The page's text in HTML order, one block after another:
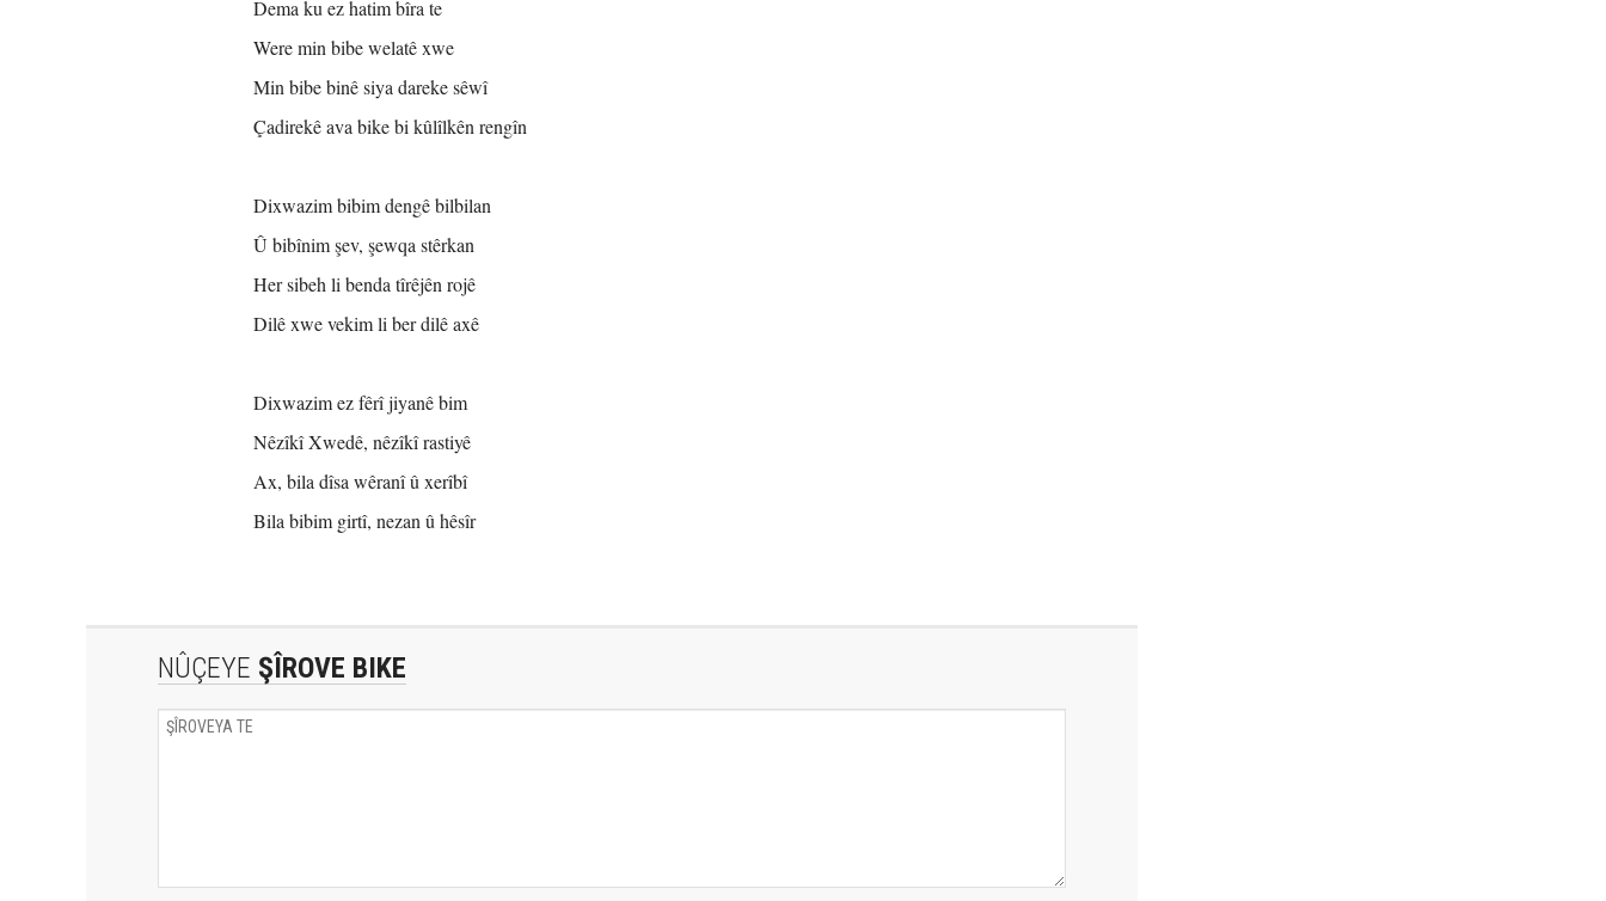
Dema ku ez hatim bîra te
Were min bibe welatê xwe
Min bibe binê siya dareke sêwî
Çadirekê ava bike bi kûlîlkên rengîn
Dixwazim bibim dengê bilbilan
Û bibînim şev, şewqa stêrkan
Her sibeh li benda tîrêjên rojê
Dilê xwe vekim li ber dilê axê
Dixwazim ez fêrî jiyanê bim
Nêzîkî Xwedê, nêzîkî rastiyê
Ax, bila dîsa wêranî û xerîbî
Bila bibim girtî, nezan û hêsîr
NÛÇEYE ŞÎROVE BIKE